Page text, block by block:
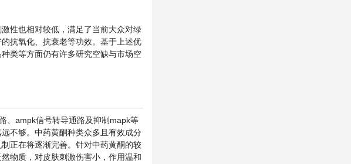
性也相对较低，满足了当前大众对绿
抗氧化、抗衰老等功效。基于上述优
类等方面仍有许多研究空缺与市场空
、ampk信号转导通路及抑制mapk等
不够。中药黄酮种类众多且有效成分
正在将逐渐完善。针对中药黄酮的较
物质，对皮肤刺激伤害小，作用温和